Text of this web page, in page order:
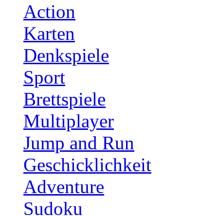
Action
Karten
Denkspiele
Sport
Brettspiele
Multiplayer
Jump and Run
Geschicklichkeit
Adventure
Sudoku